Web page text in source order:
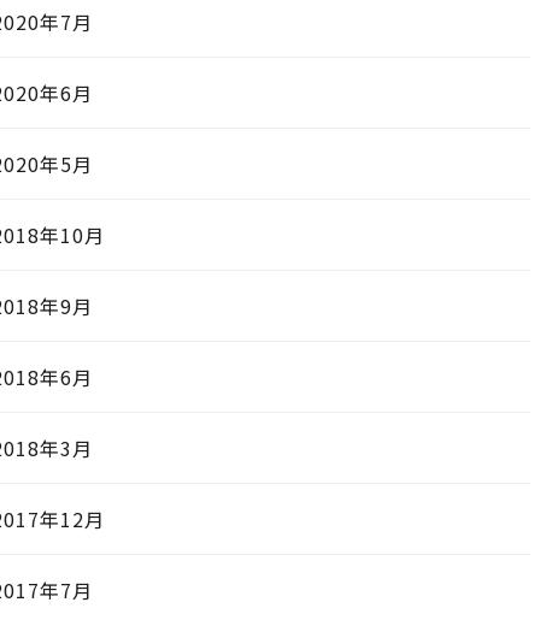
年7月
年6月
年5月
年10月
年9月
年6月
年3月
年12月
年7月